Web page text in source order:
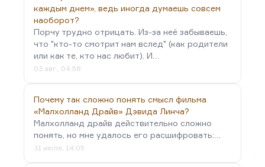
«Родственники», «Выбор»… «Берег» — в меньшей
степени. «Выбор» — конечно, это блистательный
роман. Это…
каждым днем», ведь иногда думаешь совсем
наоборот?
Порчу трудно отрицать. Из-за неё забываешь,
что "кто-то смотрит нам вслед" (как родители
или как те, кто нас любит). И…
03 авг., 04:58
Почему так сложно понять смысл фильма
«Малхолланд Драйв» Дэвида Линча?
Малхолланд драйв действительно сложно
понять, но мне удалось его расшифровать:…
31 июля, 14:05